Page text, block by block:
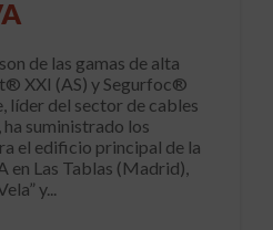
de las gamas de alta
XXI (AS) y Segurfoc®
líder del sector de cables
suministrado los
el edificio principal de la
en Las Tablas (Madrid),
y...